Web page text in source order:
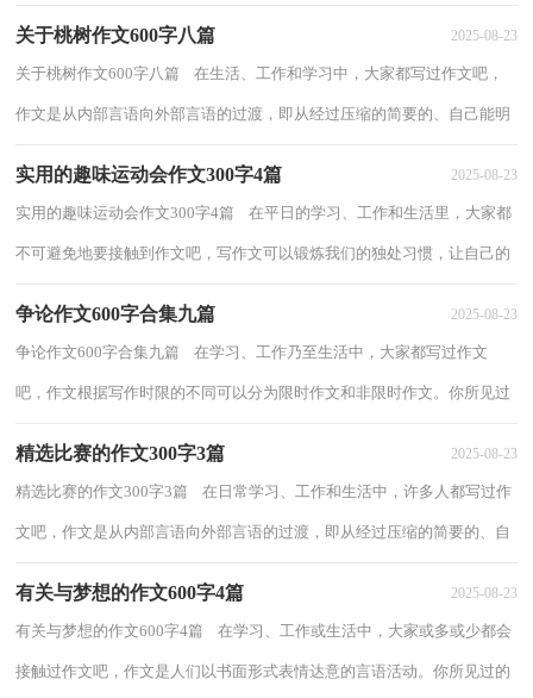
关于桃树作文600字八篇 2025-08-23
关于桃树作文600字八篇 在生活、工作和学习中，大家都写过作文吧，
作文是从内部言语向外部言语的过渡，即从经过压缩的简要的、自己能明
实用的趣味运动会作文300字4篇 2025-08-23
实用的趣味运动会作文300字4篇 在平日的学习、工作和生活里，大家都
不可避免地要接触到作文吧，写作文可以锻炼我们的独处习惯，让自己的
争论作文600字合集九篇 2025-08-23
争论作文600字合集九篇 在学习、工作乃至生活中，大家都写过作文
吧，作文根据写作时限的不同可以分为限时作文和非限时作文。你所见过
精选比赛的作文300字3篇 2025-08-23
精选比赛的作文300字3篇 在日常学习、工作和生活中，许多人都写过作
文吧，作文是从内部言语向外部言语的过渡，即从经过压缩的简要的、自
有关与梦想的作文600字4篇 2025-08-23
有关与梦想的作文600字4篇 在学习、工作或生活中，大家或多或少都会
接触过作文吧，作文是人们以书面形式表情达意的言语活动。你所见过的